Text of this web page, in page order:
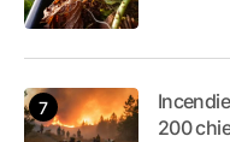
200